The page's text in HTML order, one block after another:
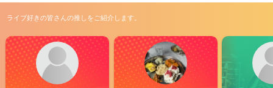
ライブ好きの皆さんの推しをご紹介します。